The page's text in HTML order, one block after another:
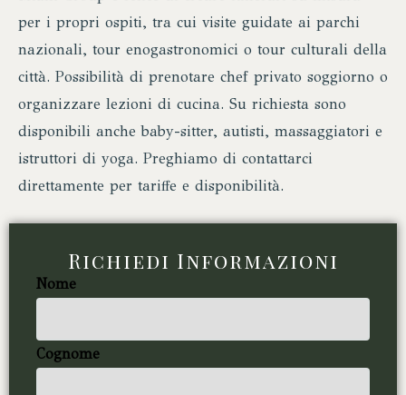
per i propri ospiti, tra cui visite guidate ai parchi
nazionali, tour enogastronomici o tour culturali della
città. Possibilità di prenotare chef privato soggiorno o
organizzare lezioni di cucina. Su richiesta sono
disponibili anche baby-sitter, autisti, massaggiatori e
istruttori di yoga. Preghiamo di contattarci
direttamente per tariffe e disponibilità.
Richiedi Informazioni
Nome
Cognome